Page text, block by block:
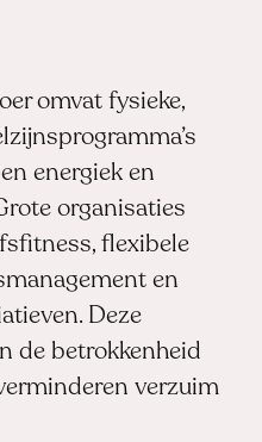
omvat fysieke,
energiek en
organisaties
flexibele
en
Deze
de betrokkenheid
verzuim